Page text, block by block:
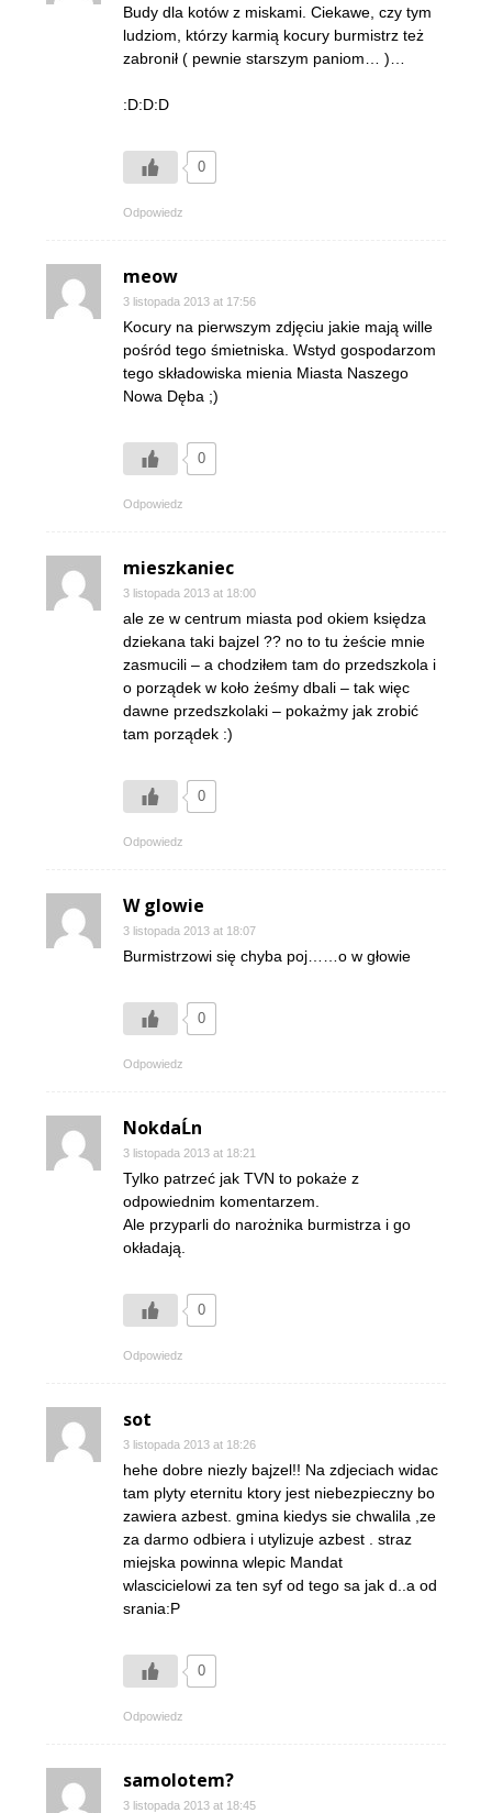
Budy dla kotów z miskami. Ciekawe, czy tym
ludziom, którzy karmią kocury burmistrz też
zabronił ( pewnie starszym paniom… )…
:D:D:D
0
Odpowiedz
meow
3 listopada 2013 at 17:56
Kocury na pierwszym zdjęciu jakie mają wille
pośród tego śmietniska. Wstyd gospodarzom
tego składowiska mienia Miasta Naszego
Nowa Dęba ;)
0
Odpowiedz
mieszkaniec
3 listopada 2013 at 18:00
ale ze w centrum miasta pod okiem księdza
dziekana taki bajzel ?? no to tu żeście mnie
zasmucili – a chodziłem tam do przedszkola i
o porządek w koło żeśmy dbali – tak więc
dawne przedszkolaki – pokażmy jak zrobić
tam porządek :)
0
Odpowiedz
W glowie
3 listopada 2013 at 18:07
Burmistrzowi się chyba poj……o w głowie
0
Odpowiedz
NokdaĹn
3 listopada 2013 at 18:21
Tylko patrzeć jak TVN to pokaże z
odpowiednim komentarzem.
Ale przyparli do narożnika burmistrza i go
okładają.
0
Odpowiedz
sot
3 listopada 2013 at 18:26
hehe dobre niezly bajzel!! Na zdjeciach widac
tam plyty eternitu ktory jest niebezpieczny bo
zawiera azbest. gmina kiedys sie chwalila ,ze
za darmo odbiera i utylizuje azbest . straz
miejska powinna wlepic Mandat
wlascicielowi za ten syf od tego sa jak d..a od
srania:P
0
Odpowiedz
samolotem?
3 listopada 2013 at 18:45